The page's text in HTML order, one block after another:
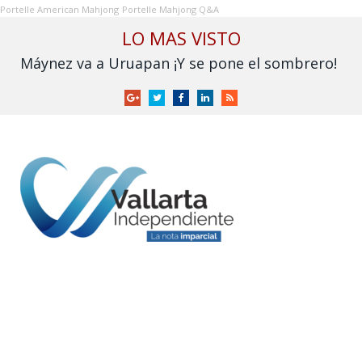
Portelle American Mahjong Portelle Mahjong Q&A
LO MAS VISTO
Máynez va a Uruapan ¡Y se pone el sombrero!
GoogleTwitterFacebookLinkedInRSS